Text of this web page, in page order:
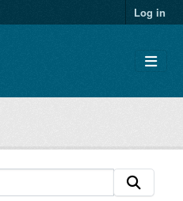
Log in